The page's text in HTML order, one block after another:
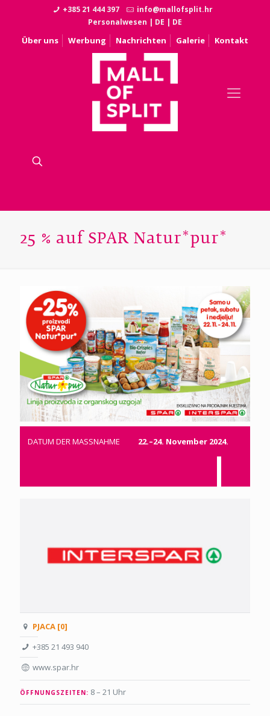
+385 21 444 397
info@mallofsplit.hr
Personalwesen | DE | DE
Über uns Werbung Nachrichten Galerie Kontakt
25 % auf SPAR Natur*pur*
DATUM DER MASSNAHME 22.–24. November 2024.
PJACA [0]
+385 21 493 940
www.spar.hr
ÖFFNUNGSZEITEN: 8 – 21 Uhr